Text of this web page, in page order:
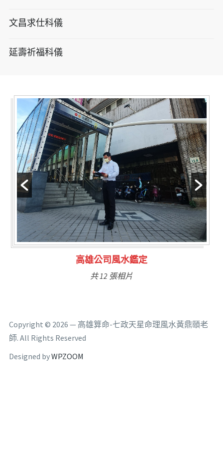
文昌求仕科儀
延壽祈福科儀
高雄公司風水鑑定
共 12 張相片
Copyright © 2026 — 高雄算命-七政天星命理風水黃鼎頤老
師. All Rights Reserved
Designed byWPZOOM